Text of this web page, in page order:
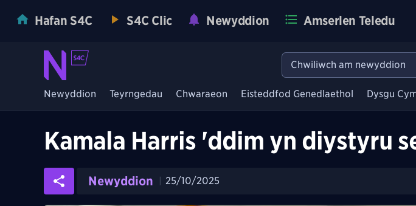
Hafan S4C S4C Clic Newyddion Amserlen Teledu
Newyddion Teyrngedau Chwaraeon Eisteddfod Genedlaethol Dysgu
Kamala Harris 'ddim yn diystyru
Newyddion 25/10/2025